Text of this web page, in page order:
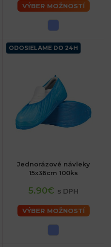
VÝBER MOŽNOSTÍ
ODOSIELAME DO 24H
Jednorázové návleky
15x36cm 100ks
5.90€ s DPH
VÝBER MOŽNOSTÍ